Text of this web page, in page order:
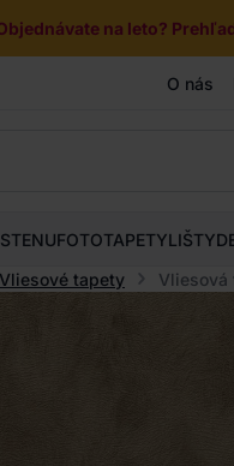
na leto?
O nás
FOTOTAPETYLIŠTY
Vliesové tapety Vliesová